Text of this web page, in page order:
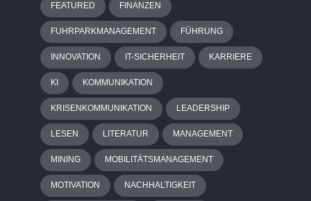
FEATURED FINANZEN
FUHRPARKMANAGEMENT FÜHRUNG
INNOVATION IT-SICHERHEIT KARRIERE
KI KOMMUNIKATION
KRISENKOMMUNIKATION LEADERSHIP
LESEN LITERATUR MANAGEMENT
MINING MOBILITÄTSMANAGEMENT
MOTIVATION NACHHALTIGKEIT